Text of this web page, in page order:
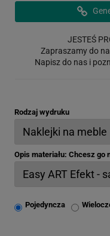
JESTEŚ
Zapraszamy do
Napisz do nas i
Rodzaj wydruku
Opis materiału: Chcesz go
Pojedyncza